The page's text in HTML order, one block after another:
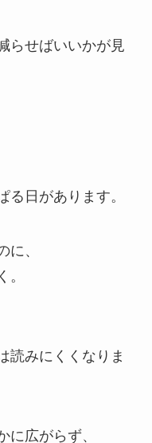
らせばいいかが見
る日があります。
に、
。
読みにくくなりま
に広がらず、